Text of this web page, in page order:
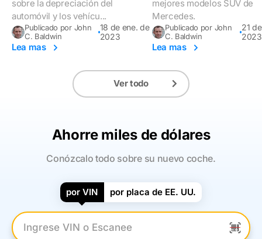
sobre la depreciación del
automóvil y los vehícu...
Publicado por John
C. Baldwin
18 de ene. de
2023
Lea mas
mejores modelos SUV de
Mercedes.
Publicado por John
C. Baldwin
21
2023
Lea mas
Ver todo
Ahorre miles de dólares
Conózcalo todo sobre su nuevo coche.
por VIN por placa de EE. UU.
Introduzca el VIN